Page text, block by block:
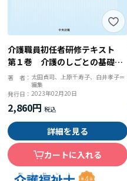
介護職員初任者研修テキスト
第１巻 介護のしごとの基礎
第４版
著 者： 太田貞司、上原千寿子、白井孝子＝
編集
発行日：2023年02月20日
2,860円
詳細を見る
カートに入れる